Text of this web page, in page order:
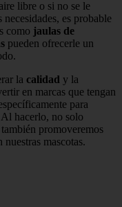
libre o si no se le
es probable
como jaulas de
pueden ofrecerle un
la calidad y la
en marcas que tengan
para
hacerlo, no solo
promoveremos
mascotas.